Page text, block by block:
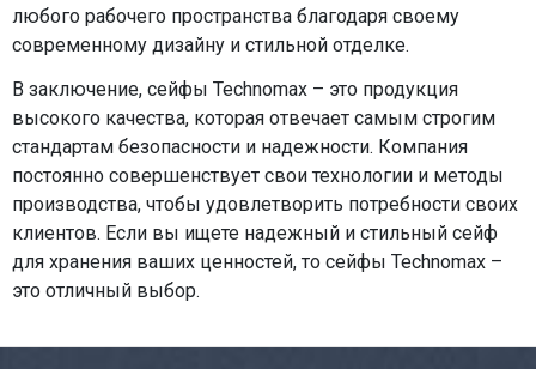
любого рабочего пространства благодаря своему
современному дизайну и стильной отделке.
В заключение, сейфы Technomax – это продукция
высокого качества, которая отвечает самым строгим
стандартам безопасности и надежности. Компания
постоянно совершенствует свои технологии и методы
производства, чтобы удовлетворить потребности своих
клиентов. Если вы ищете надежный и стильный сейф
для хранения ваших ценностей, то сейфы Technomax –
это отличный выбор.